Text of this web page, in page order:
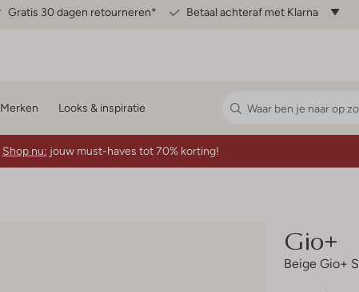
Gratis 30 dagen retourneren* Betaal achteraf met Klarna
Merken Looks & inspiratie
Shop nu: jouw must-haves tot 70% korting!
Gio+
Beige Gio+